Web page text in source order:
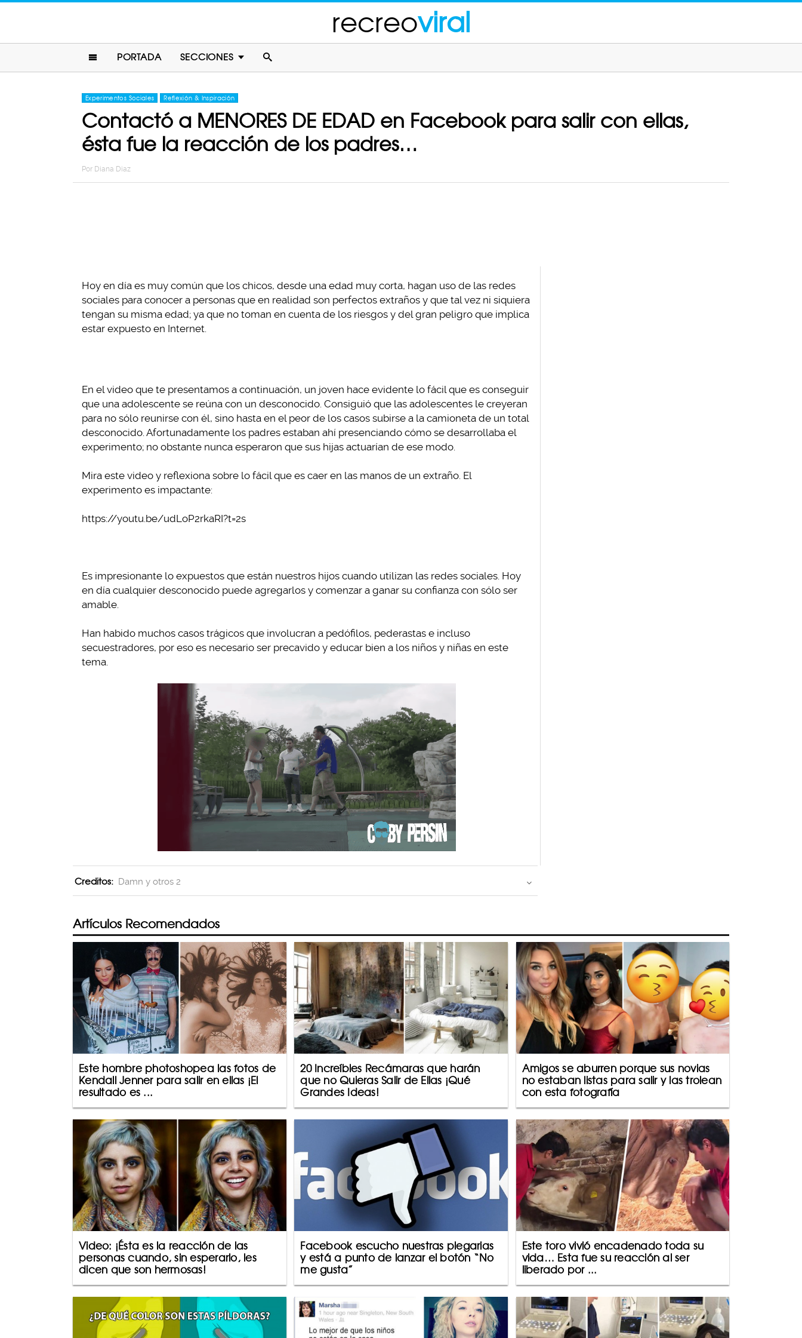
recreoviral
PORTADA SECCIONES
Experimentos Sociales Reflexión & Inspiración
Contactó a MENORES DE EDAD en Facebook para salir con ellas,
ésta fue la reacción de los padres…
Por Diana Diaz
Hoy en día es muy común que los chicos, desde una edad muy corta, hagan uso de las redes
sociales para conocer a personas que en realidad son perfectos extraños y que tal vez ni siquiera
tengan su misma edad; ya que no toman en cuenta de los riesgos y del gran peligro que implica
estar expuesto en Internet.
En el video que te presentamos a continuación, un joven hace evidente lo fácil que es conseguir
que una adolescente se reúna con un desconocido. Consiguió que las adolescentes le creyeran
para no sólo reunirse con él, sino hasta en el peor de los casos subirse a la camioneta de un total
desconocido. Afortunadamente los padres estaban ahí presenciando cómo se desarrollaba el
experimento; no obstante nunca esperaron que sus hijas actuarían de ese modo.
Mira este video y reflexiona sobre lo fácil que es caer en las manos de un extraño. El
experimento es impactante:
https://youtu.be/udLoP2rkaRI?t=2s
Es impresionante lo expuestos que están nuestros hijos cuando utilizan las redes sociales. Hoy
en día cualquier desconocido puede agregarlos y comenzar a ganar su confianza con sólo ser
amable.
Han habido muchos casos trágicos que involucran a pedófilos, pederastas e incluso
secuestradores, por eso es necesario ser precavido y educar bien a los niños y niñas en este
tema.
Creditos: Damn y otros 2
Artículos Recomendados
Este hombre photoshopea las fotos de
Kendall Jenner para salir en ellas ¡El
resultado es ...
20 Increíbles Recámaras que harán
que no Quieras Salir de Ellas ¡Qué
Grandes Ideas!
Amigos se aburren porque sus novias
no estaban listas para salir y las trolean
con esta fotografía
Video: ¡Ésta es la reacción de las
personas cuando, sin esperarlo, les
dicen que son hermosas!
Facebook escucho nuestras plegarias
y está a punto de lanzar el botón “No
me gusta”
Este toro vivió encadenado toda su
vida… Esta fue su reacción al ser
liberado por ...